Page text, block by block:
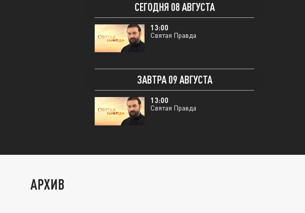
СЕГОДНЯ 08 АВГУСТА
13:00
Святая Правда
ЗАВТРА 09 АВГУСТА
13:00
Святая Правда
АРХИВ